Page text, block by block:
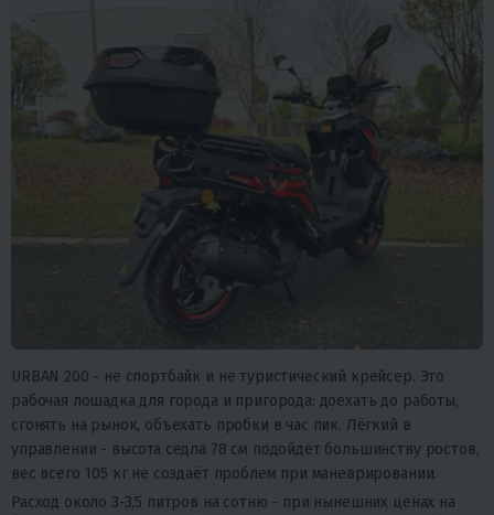
URBAN 200 - не спортбайк и не туристический крейсер. Это
рабочая лошадка для города и пригорода: доехать до работы,
сгонять на рынок, объехать пробки в час пик. Лёгкий в
управлении - высота седла 78 см подойдёт большинству ростов,
вес всего 105 кг не создаёт проблем при маневрировании.
Расход около 3-3,5 литров на сотню - при нынешних ценах на